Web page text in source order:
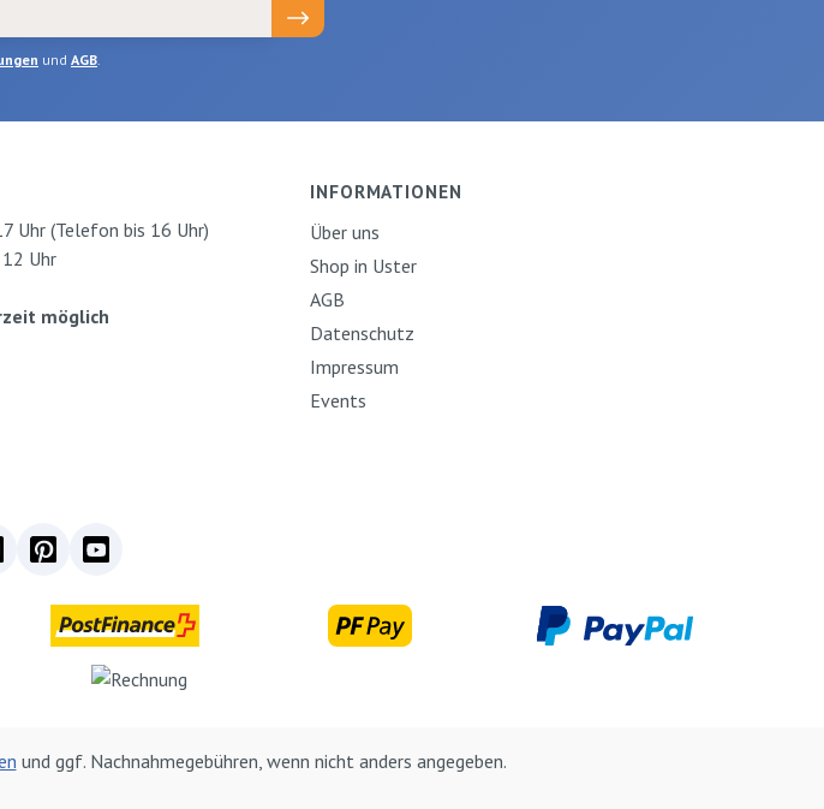
und AGB.
Uhr (Telefon bis 16 Uhr)
Uhr
möglich
INFORMATIONEN
Über uns
Shop in Uster
AGB
Datenschutz
Impressum
Events
und ggf. Nachnahmegebühren, wenn nicht anders angegeben.